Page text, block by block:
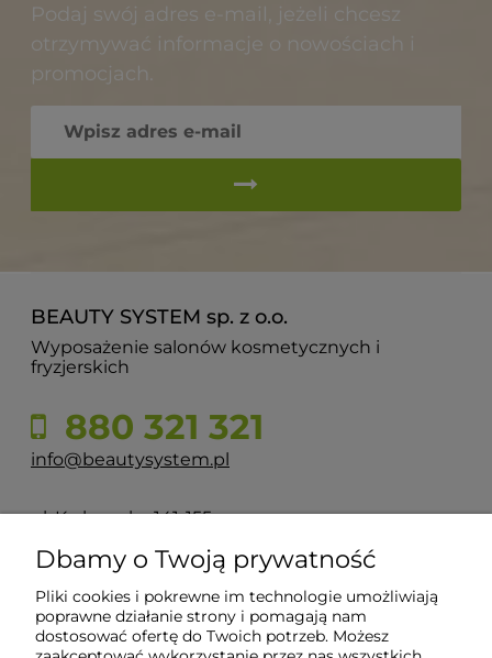
Podaj swój adres e-mail, jeżeli chcesz
otrzymywać informacje o nowościach i
promocjach.
BEAUTY SYSTEM sp. z o.o.
Wyposażenie salonów kosmetycznych i
fryzjerskich
880 321 321
info@beautysystem.pl
ul. Krakowska 141-155
POMOC
Dbamy o Twoją prywatność
Pliki cookies i pokrewne im technologie umożliwiają
poprawne działanie strony i pomagają nam
dostosować ofertę do Twoich potrzeb. Możesz